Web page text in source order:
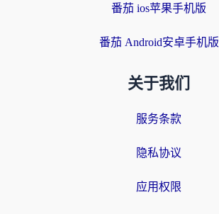
番茄 ios苹果手机版
番茄 Android安卓手机版
关于我们
服务条款
隐私协议
应用权限